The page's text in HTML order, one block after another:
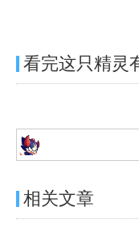
看完这只精灵
相关文章